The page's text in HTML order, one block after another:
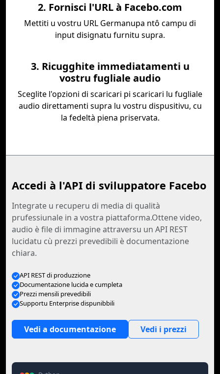
2. Fornisci l'URL à Facebo.com
Mettiti u vostru URL Germanupa ntô campu di
input disignatu furnitu supra.
3. Ricugghite immediatamenti u
vostru fugliale audio
Sceglite l'opzioni di scaricari pi scaricari lu fugliale
audio direttamenti supra lu vostru dispusitivu, cu
la fedeltà piena priservata.
Accedi à l'API di sviluppatore Facebo
Integrate u recuperu di media di qualità
prufessiunale in a vostra piattaforma.Ottene video,
audio è file di immagine attraversu un API REST
lucidatu cù prezzi prevedibili è documentazione
chiara.
API REST di produzzione
Documentazione lucida e cumpleta
Prezzi mensili prevedibili
Supportu Enterprise dispunibbili
Vedi a documentazione Vedi i prezzi